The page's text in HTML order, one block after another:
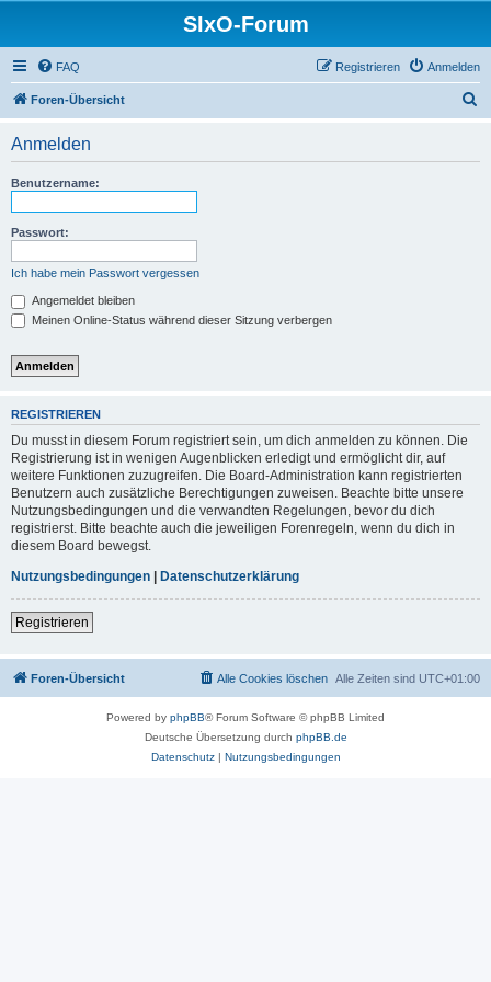
SIxO-Forum
FAQ Anmelden
Registrieren
Foren-Übersicht
Anmelden
Benutzername:
Passwort:
Ich habe mein Passwort vergessen
Angemeldet bleiben
Meinen Online-Status während dieser Sitzung verbergen
REGISTRIEREN
Du musst in diesem Forum registriert sein, um dich anmelden zu können. Die
Registrierung ist in wenigen Augenblicken erledigt und ermöglicht dir, auf
weitere Funktionen zuzugreifen. Die Board-Administration kann registrierten
Benutzern auch zusätzliche Berechtigungen zuweisen. Beachte bitte unsere
Nutzungsbedingungen und die verwandten Regelungen, bevor du dich
registrierst. Bitte beachte auch die jeweiligen Forenregeln, wenn du dich in
diesem Board bewegst.
Nutzungsbedingungen | Datenschutzerklärung
Registrieren
Foren-Übersicht Alle Zeiten sind UTC+01:00
Alle Cookies löschen
Powered by phpBB® Forum Software © phpBB Limited
Deutsche Übersetzung durch phpBB.de
Datenschutz| Nutzungsbedingungen